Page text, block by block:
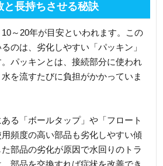
と長持ちさせる秘訣
～20年が目安といわれます。この
のは、劣化しやすい「パッキン」
パッキンとは、接続部分に使われ
を流すたびに負担がかかっていま
る「ボールタップ」や「フロート
頻度の高い部品も劣化しやすい傾
部品の劣化が原因で水回りのトラ
部品を交換すれば症状を改善でき